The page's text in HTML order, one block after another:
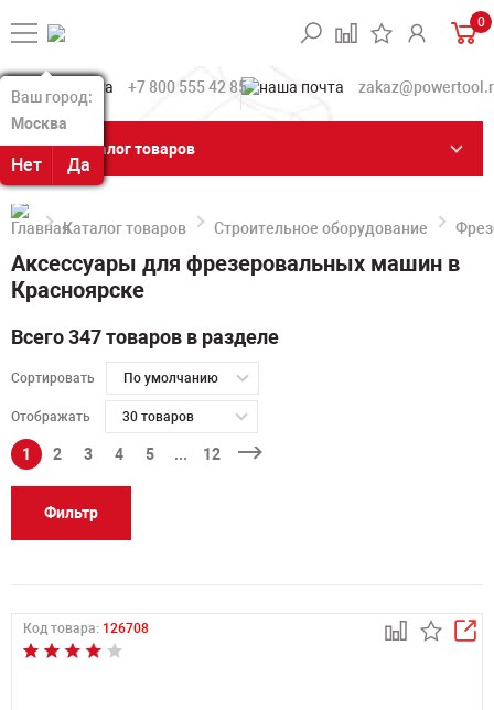
Ваш город:
Москва
Нет Да
Ваш город:
Москва
Нет Да
0
+7 800 555 42 85
Каталог товаров
Каталог товаров Строительное оборудование
Аксессуары для фрезеровальных машин в
Красноярске
Всего 347 товаров в разделе
Сортировать По умолчанию
Отображать 30 товаров
1 2 3 4 5 ... 12
Фильтр
Код товара: 126708